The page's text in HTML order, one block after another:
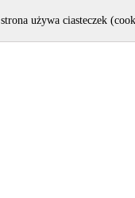
używa ciasteczek